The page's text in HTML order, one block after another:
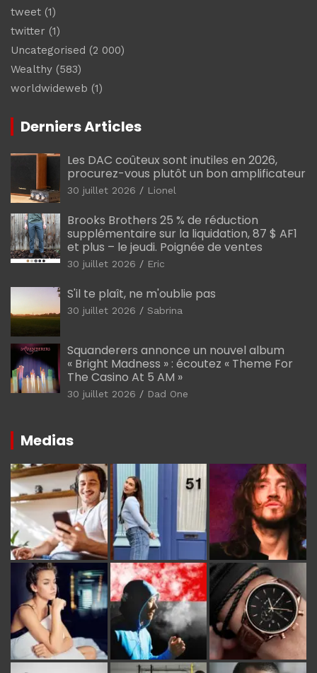
tweet (1)
twitter (1)
Uncategorised (2 000)
Wealthy (583)
worldwideweb (1)
Derniers Articles
Les DAC coûteux sont inutiles en 2026,
procurez-vous plutôt un bon amplificateur
30 juillet 2026 Lionel
Brooks Brothers 25 % de réduction
supplémentaire sur la liquidation, 87 $ AF1
et plus – le jeudi. Poignée de ventes
30 juillet 2026 Eric
S'il te plaît, ne m'oublie pas
30 juillet 2026 Sabrina
Squanderers annonce un nouvel album
« Bright Madness » : écoutez « Theme For
The Casino At 5 AM »
30 juillet 2026 Dad One
Medias